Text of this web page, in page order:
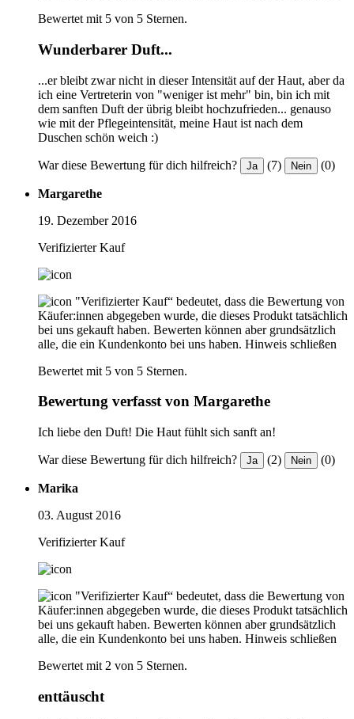
Bewertet mit 5 von 5 Sternen.
Wunderbarer Duft...
...er bleibt zwar nicht in dieser Intensität auf der Haut, aber da
ich eine Vertreterin von "weniger ist mehr" bin, bin ich mit
dem sanften Duft der übrig bleibt hochzufrieden... genauso
wie mit der Pflegeintensität, meine Haut ist nach dem
Duschen schön weich :)
War diese Bewertung für dich hilfreich? Ja (7) Nein (0)
Margarethe
19. Dezember 2016
Verifizierter Kauf
"Verifizierter Kauf“ bedeutet, dass die Bewertung von
Käufer:innen abgegeben wurde, die dieses Produkt tatsächlich
bei uns gekauft haben. Bewerten können aber grundsätzlich
alle, die ein Kundenkonto bei uns haben. Hinweis schließen
Bewertet mit 5 von 5 Sternen.
Bewertung verfasst von Margarethe
Ich liebe den Duft! Die Haut fühlt sich sanft an!
War diese Bewertung für dich hilfreich? Ja (2) Nein (0)
Marika
03. August 2016
Verifizierter Kauf
"Verifizierter Kauf“ bedeutet, dass die Bewertung von
Käufer:innen abgegeben wurde, die dieses Produkt tatsächlich
bei uns gekauft haben. Bewerten können aber grundsätzlich
alle, die ein Kundenkonto bei uns haben. Hinweis schließen
Bewertet mit 2 von 5 Sternen.
enttäuscht